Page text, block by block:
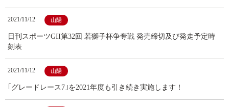
2021/11/12 山陽
日刊スポーツGII第32回 若獅子杯争奪戦 発売締切及び発走予定時
刻表
2021/11/12 山陽
｢グレードレース7｣を2021年度も引き続き実施します！